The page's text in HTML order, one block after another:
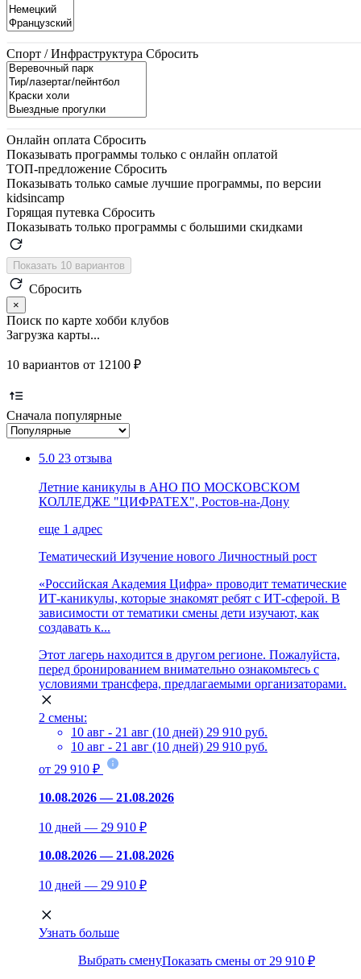
Спорт / Инфраструктура Сбросить
Онлайн оплата Сбросить
Показывать программы только с онлайн оплатой
ТОП-предложение Сбросить
Показывать только самые лучшие программы, по версии
kidsincamp
Горящая путевка Сбросить
Показывать только программы с большими скидками
Показать 10 вариантов
Сбросить
×
Поиск по карте хобби клубов
Загрузка карты...
10 вариантов от 12100 ₽
Сначала популярные
5.0 23 отзыва
Летние каникулы в АНО ПО МОСКОВСКОМ
КОЛЛЕДЖЕ "ЦИФРАТЕХ", Ростов-на-Дону
еще 1 адрес
Тематический Изучение нового Личностный рост
«Российская Академия Цифра» проводит тематические
ИТ-каникулы, которые знакомят ребят с ИТ-сферой. В
зависимости от тематики смены дети изучают, как
создавать к...
Этот лагерь находится в другом регионе. Пожалуйста,
перед бронированием внимательно ознакомьтесь с
условиями трансфера, предлагаемыми организаторами.
2 смены:
10 авг - 21 авг (10 дней) 29 910 руб.
10 авг - 21 авг (10 дней) 29 910 руб.
от 29 910 ₽
10.08.2026 — 21.08.2026
10 дней — 29 910 ₽
10.08.2026 — 21.08.2026
10 дней — 29 910 ₽
Узнать больше
Выбрать сменуПоказать смены от 29 910 ₽